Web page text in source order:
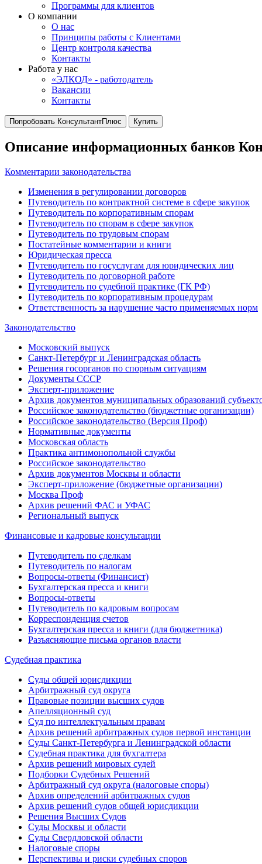
Программы для клиентов
О компании
О нас
Принципы работы с Клиентами
Центр контроля качества
Контакты
Работа у нас
«ЭЛКОД» - работодатель
Вакансии
Контакты
Попробовать КонсультантПлюс Купить
Описание информационных банков
Комментарии законодательства
Изменения в регулировании договоров
Путеводитель по контрактной системе в сфере закупок
Путеводитель по корпоративным спорам
Путеводитель по спорам в сфере закупок
Путеводитель по трудовым спорам
Постатейные комментарии и книги
Юридическая пресса
Путеводитель по госуслугам для юридических лиц
Путеводитель по договорной работе
Путеводитель по судебной практике (ГК РФ)
Путеводитель по корпоративным процедурам
Ответственность за нарушение часто применяемых норм
Законодательство
Московский выпуск
Санкт-Петербург и Ленинградская область
Решения госорганов по спорным ситуациям
Документы СССР
Эксперт-приложение
Архив документов муниципальных образований
Российское законодательство (бюджетные организации)
Российское законодательство (Версия Проф)
Нормативные документы
Московская область
Практика антимонопольной службы
Российское законодательство
Архив документов Москвы и области
Эксперт-приложение (бюджетные организации)
Москва Проф
Архив решений ФАС и УФАС
Региональный выпуск
Финансовые и кадровые консультации
Путеводитель по сделкам
Путеводитель по налогам
Вопросы-ответы (Финансист)
Бухгалтерская пресса и книги
Вопросы-ответы
Путеводитель по кадровым вопросам
Корреспонденция счетов
Бухгалтерская пресса и книги (для бюджетника)
Разъясняющие письма органов власти
Судебная практика
Суды общей юрисдикции
Арбитражный суд округа
Правовые позиции высших судов
Апелляционный суд
Суд по интеллектуальным правам
Архив решений арбитражных судов первой инстанции
Суды Санкт-Петербурга и Ленинградской области
Судебная практика для бухгалтера
Архив решений мировых судей
Подборки Судебных Решений
Арбитражный суд округа (налоговые споры)
Архив определений арбитражных судов
Архив решений судов общей юрисдикции
Решения Высших Судов
Суды Москвы и области
Суды Свердловской области
Налоговые споры
Перспективы и риски судебных споров